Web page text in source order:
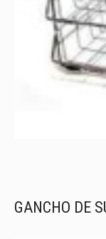
GANCHO DE